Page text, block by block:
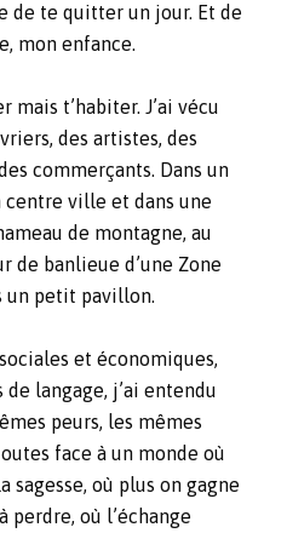
de te quitter un jour. Et de
mon enfance.
mais t’habiter. J’ai vécu
des artistes, des
commerçants. Dans un
centre ville et dans une
de montagne, au
de banlieue d’une Zone
un petit pavillon.
et économiques,
langage, j’ai entendu
peurs, les mêmes
face à un monde où
sagesse, où plus on gagne
perdre, où l’échange